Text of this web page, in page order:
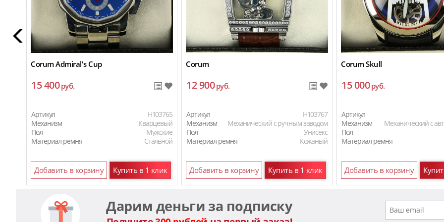
Corum Admiral's Cup
15 400руб.
Артикул
H103765
Механизм
Кварцевый
Пол
Мужские
Материал ремня
Стальной
Добавить в корзину Купить в 1 клик
Corum
12 900руб.
Артикул
H103767
Механизм
Механический с ручным заводом
Пол
Унисекс
Материал ремня
Кожаный
Добавить в корзину Купить в 1 клик
Corum Skull
15 000руб.
Артикул
Механизм
Механический с
Пол
Материал ремня
Добавить в корзину
Дарим деньги за подписку